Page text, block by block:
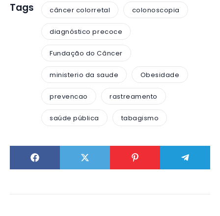
Tags câncer colorretal colonoscopia
diagnóstico precoce
Fundação do Câncer
ministerio da saude Obesidade
prevencao rastreamento
saúde pública tabagismo